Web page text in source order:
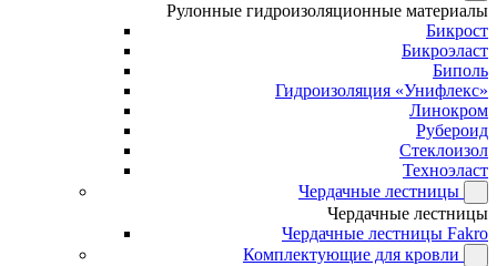
Рулонные гидроизоляционные материалы
Бикрост
Бикроэласт
Биполь
Гидроизоляция «Унифлекс»
Линокром
Рубероид
Стеклоизол
Техноэласт
Чердачные лестницы
Чердачные лестницы
Чердачные лестницы Fakro
Комплектующие для кровли